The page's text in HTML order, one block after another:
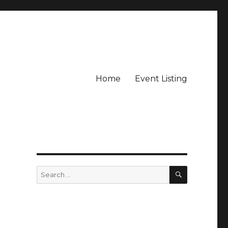
Home Event Listing
Search
for:
SEARCH